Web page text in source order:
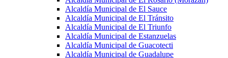
Alcaldía Municipal de El Sauce
Alcaldía Municipal de El Tránsito
Alcaldía Municipal de El Triunfo
Alcaldía Municipal de Estanzuelas
Alcaldía Municipal de Guacotecti
Alcaldía Municipal de Guadalupe